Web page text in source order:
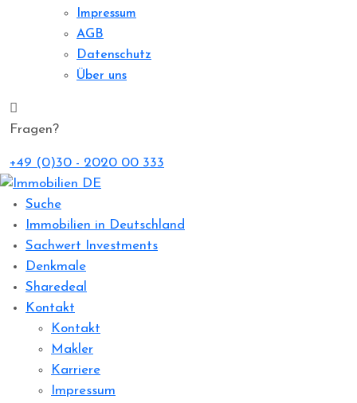
Impressum
AGB
Datenschutz
Über uns
Fragen?
+49 (0)30 - 2020 00 333
Suche
Immobilien in Deutschland
Sachwert Investments
Denkmale
Sharedeal
Kontakt
Kontakt
Makler
Karriere
Impressum